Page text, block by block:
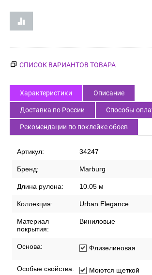
СПИСОК ВАРИАНТОВ ТОВАРА
Характеристики Описание
Доставка по России Способы
Рекомендации по поклейке обоев
Артикул: 34247
Бренд: Marburg
Длина рулона: 10.05 м
Коллекция: Urban Elegance
Материал
покрытия:
Виниловые
Основа: Флизелиновая
Особые свойства:
Моются щеткой